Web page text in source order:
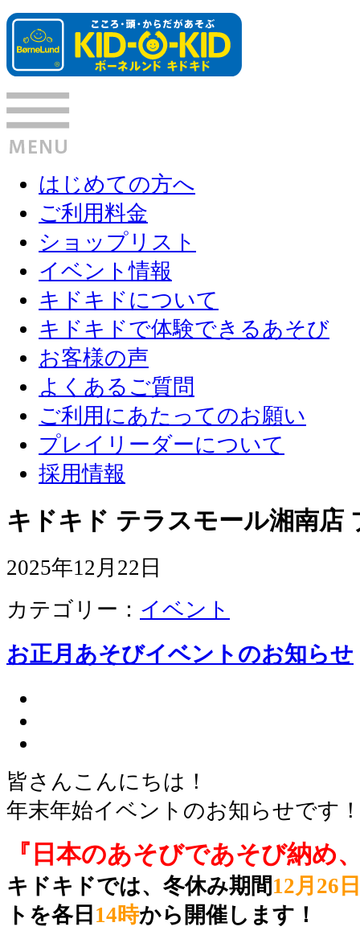
はじめての方へ
ご利用料金
ショップリスト
イベント情報
キドキドについて
キドキドで体験できるあそび
お客様の声
よくあるご質問
ご利用にあたってのお願い
プレイリーダーについて
採用情報
キドキド テラスモール湘南店
2025年12月22日
カテゴリー： イベント
お正月あそびイベントのお知らせ
皆さんこんにちは！
年末年始イベントのお知らせです
『日本のあそびであそび納め
キドキドでは、冬休み期間 12月26
トを各日 14時から開催します！